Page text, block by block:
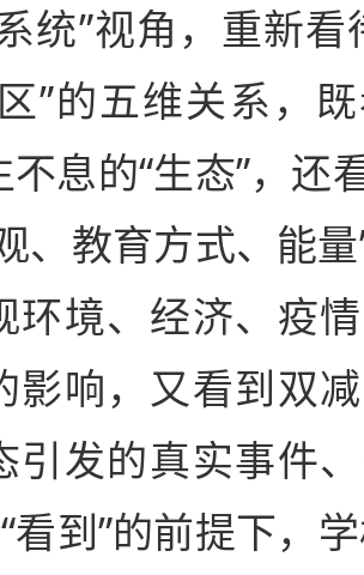
统”视角，重新
”的五维关系，
不息的“生态”，还
、教育方式、能
环境、经济、疫
影响，又看到双
引发的真实事件
看到”的前提下，